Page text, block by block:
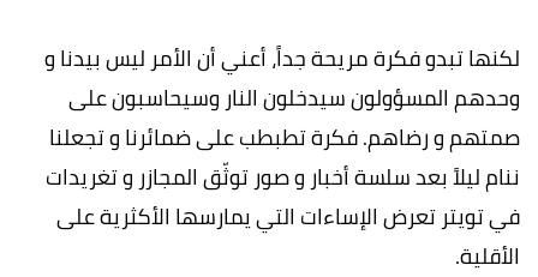
لكنها تبدو فكرة مريحة جداً، أعني أن الأمر ليس بيدنا و
وحدهم المسؤولون سيدخلون النار وسيحاسبون على
صمتهم و رضاهم. فكرة تطبطب على ضمائرنا و تجعلنا
ننام ليلاً بعد سلسة أخبار و صور توثّق المجازر و تغريدات
في تويتر تعرض الإساءات التي يمارسها الأكثرية على
الأقلية.